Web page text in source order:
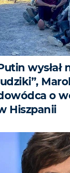
wysłał
o
Hiszpanii